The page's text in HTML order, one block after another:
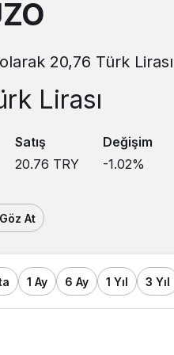
20,76 Türk
Lirası
Satış
20.76 TRY
Değişim
-1.02%
At
1 Ay 6 Ay 1 Yıl 3 Yıl